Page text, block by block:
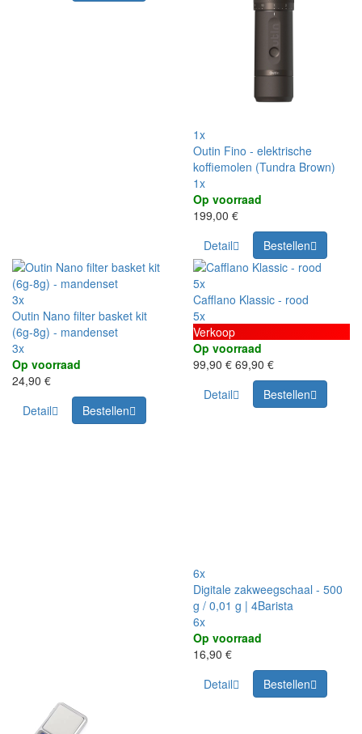
1x
Outin Fino - elektrische
koffiemolen (Tundra Brown)
1x
Op voorraad
199,00 €
Detail
Bestellen
3x
Outin Nano filter basket kit
(6g-8g) - mandenset
3x
Op voorraad
24,90 €
Detail
Bestellen
5x
Cafflano Klassic - rood
5x
Verkoop
Op voorraad
99,90 € 69,90 €
Detail
Bestellen
6x
Digitale zakweegschaal - 500
g / 0,01 g | 4Barista
6x
Op voorraad
16,90 €
Detail
Bestellen